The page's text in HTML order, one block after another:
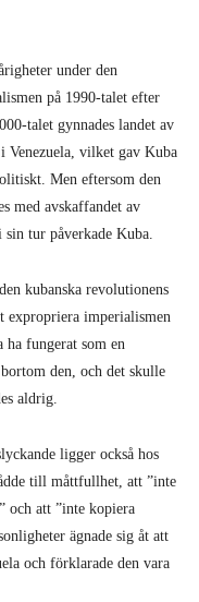
under den
på 1990-talet efter
talet gynnades landet av
Venezuela, vilket gav Kuba
Men eftersom den
med avskaffandet av
tur påverkade Kuba.
kubanska revolutionens
expropriera imperialismen
fungerat som en
den, och det skulle
aldrig.
ligger också hos
till måttfullhet, att ”inte
och att ”inte kopiera
ägnade sig åt att
och förklarade den vara